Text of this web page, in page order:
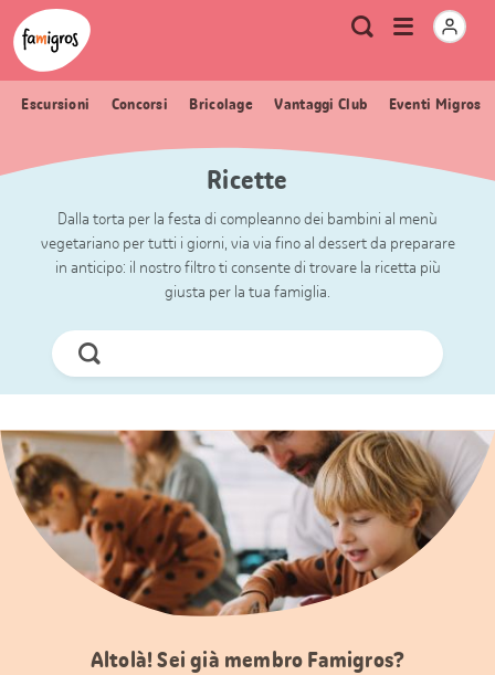
Navigazione
segnalibri
Header
Logo Metanavigazione
Ricerca
Apri
menu
Escursioni Concorsi Bricolage Vantaggi Club Eventi Migros
Ricette
Dalla torta per la festa di compleanno dei bambini al menù
vegetariano per tutti i giorni, via via fino al dessert da preparare
in anticipo: il nostro filtro ti consente di trovare la ricetta più
giusta per la tua famiglia.
Cerca
ora
Altolà! Sei già membro Famigros?